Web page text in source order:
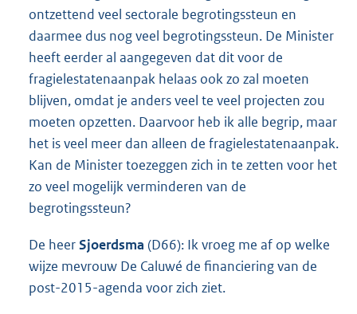
ontzettend veel sectorale begrotingssteun en
daarmee dus nog veel begrotingssteun. De Minister
heeft eerder al aangegeven dat dit voor de
fragielestatenaanpak helaas ook zo zal moeten
blijven, omdat je anders veel te veel projecten zou
moeten opzetten. Daarvoor heb ik alle begrip, maar
het is veel meer dan alleen de fragielestatenaanpak.
Kan de Minister toezeggen zich in te zetten voor het
zo veel mogelijk verminderen van de
begrotingssteun?
De heerSjoerdsma (D66): Ik vroeg me af op welke
wijze mevrouw De Caluwé de financiering van de
post-2015-agenda voor zich ziet.